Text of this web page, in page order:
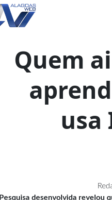
Quem
usa
Pesquisa desenvolvida revelou